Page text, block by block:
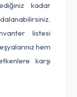
kadar
listesi
hem
karşı